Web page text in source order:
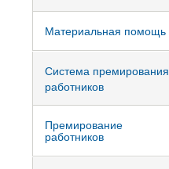
Материальная помощь
Система премирования
работников
Премирование
работников